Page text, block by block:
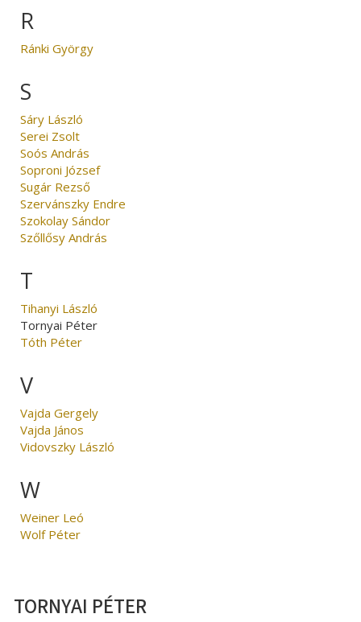
R
Ránki György
S
Sáry László
Serei Zsolt
Soós András
Soproni József
Sugár Rezső
Szervánszky Endre
Szokolay Sándor
Szőllősy András
T
Tihanyi László
Tornyai Péter
Tóth Péter
V
Vajda Gergely
Vajda János
Vidovszky László
W
Weiner Leó
Wolf Péter
TORNYAI PÉTER